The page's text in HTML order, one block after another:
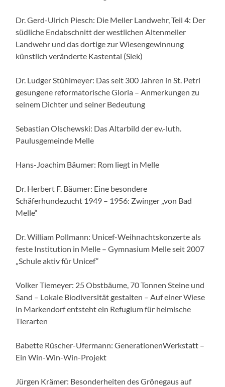
Dr. Gerd-Ulrich Piesch: Die Meller Landwehr, Teil 4: Der
südliche Endabschnitt der westlichen Altenmeller
Landwehr und das dortige zur Wiesengewinnung
künstlich veränderte Kastental (Siek)
Dr. Ludger Stühlmeyer: Das seit 300 Jahren in St. Petri
gesungene reformatorische Gloria – Anmerkungen zu
seinem Dichter und seiner Bedeutung
Sebastian Olschewski: Das Altarbild der ev.-luth.
Paulusgemeinde Melle
Hans-Joachim Bäumer: Rom liegt in Melle
Dr. Herbert F. Bäumer: Eine besondere
Schäferhundezucht 1949 – 1956: Zwinger „von Bad
Melle“
Dr. William Pollmann: Unicef-Weihnachtskonzerte als
feste Institution in Melle – Gymnasium Melle seit 2007
„Schule aktiv für Unicef“
Volker Tiemeyer: 25 Obstbäume, 70 Tonnen Steine und
Sand – Lokale Biodiversität gestalten – Auf einer Wiese
in Markendorf entsteht ein Refugium für heimische
Tierarten
Babette Rüscher-Ufermann: GenerationenWerkstatt –
Ein Win-Win-Win-Projekt
Jürgen Krämer: Besonderheiten des Grönegaus auf